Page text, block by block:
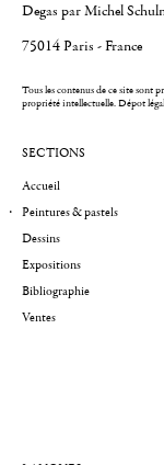
Degas par Michel
75014 Paris - France
Tous les contenus de ce site sont
propriété intellectuelle.Dépot
SECTIONS
Accueil
Peintures & pastels
Dessins
Expositions
Bibliographie
Ventes